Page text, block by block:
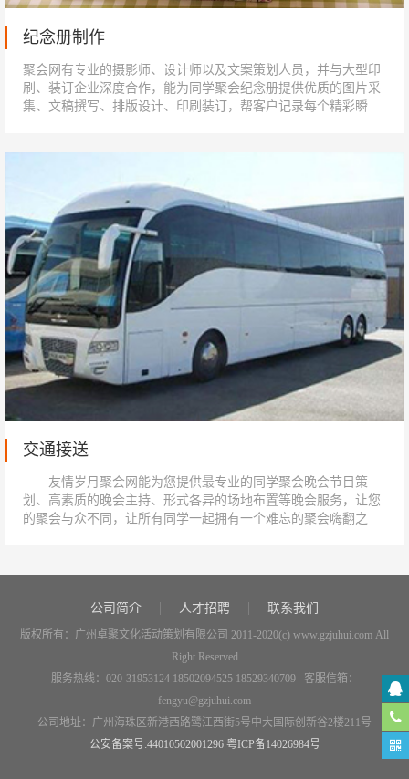
纪念册制作
聚会网有专业的摄影师、设计师以及文案策划人员，并与大型印
刷、装订企业深度合作，能为同学聚会纪念册提供优质的图片采
集、文稿撰写、排版设计、印刷装订，帮客户记录每个精彩瞬
交通接送
友情岁月聚会网能为您提供最专业的同学聚会晚会节目策
划、高素质的晚会主持、形式各异的场地布置等晚会服务，让您
的聚会与众不同，让所有同学一起拥有一个难忘的聚会嗨翻之
公司简介 人才招聘 联系我们
版权所有：广州卓聚文化活动策划有限公司 2011-2020(c) www.gzjuhui.com All
Right Reserved
服务热线：020-31953124 18502094525 18529340709 客服信箱：
fengyu@gzjuhui.com
公司地址：广州海珠区新港西路鹭江西街5号中大国际创新谷2楼211号
公安备案号:44010502001296 粤ICP备14026984号